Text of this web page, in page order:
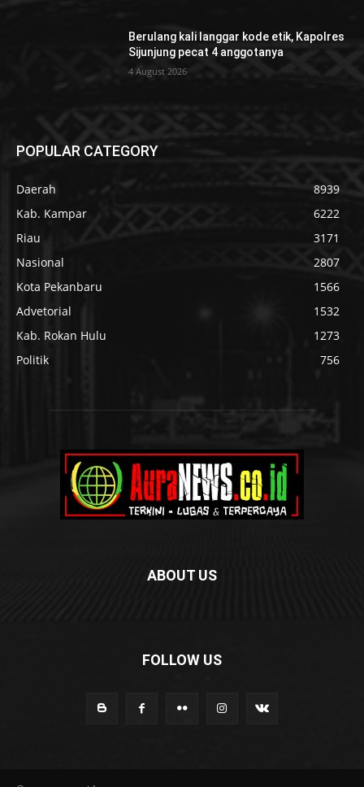
Berulang kali langgar kode etik, Kapolres
Sijunjung pecat 4 anggotanya
4 August 2026
POPULAR CATEGORY
Daerah
8939
Kab. Kampar
6222
Riau
3171
Nasional
2807
Kota Pekanbaru
1566
Advetorial
1532
Kab. Rokan Hulu
1273
Politik
756
ABOUT US
FOLLOW US